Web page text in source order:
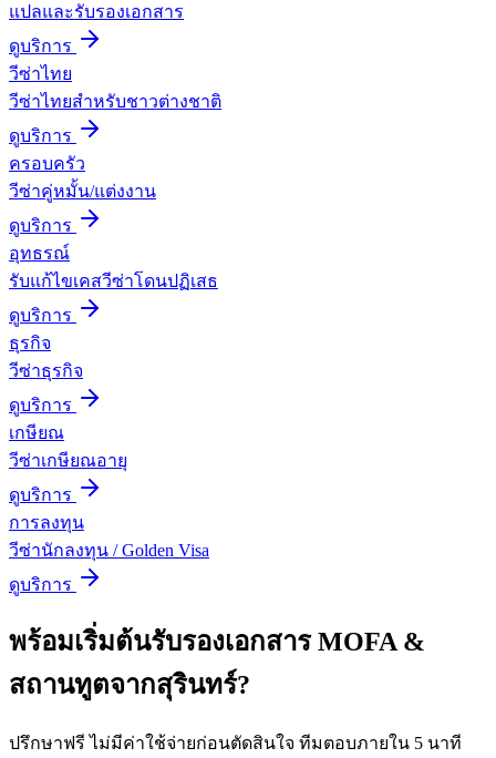
แปลและรับรองเอกสาร
ดูบริการ
วีซ่าไทย
วีซ่าไทยสำหรับชาวต่างชาติ
ดูบริการ
ครอบครัว
วีซ่าคู่หมั้น/แต่งงาน
ดูบริการ
อุทธรณ์
รับแก้ไขเคสวีซ่าโดนปฏิเสธ
ดูบริการ
ธุรกิจ
วีซ่าธุรกิจ
ดูบริการ
เกษียณ
วีซ่าเกษียณอายุ
ดูบริการ
การลงทุน
วีซ่านักลงทุน / Golden Visa
ดูบริการ
พร้อมเริ่มต้นรับรองเอกสาร MOFA &
สถานทูตจากสุรินทร์?
ปรึกษาฟรี ไม่มีค่าใช้จ่ายก่อนตัดสินใจ ทีมตอบภายใน 5 นาที